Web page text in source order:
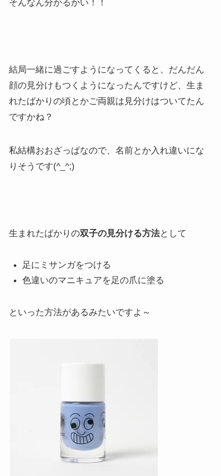
そんなん分かるかい！！
結局一緒に過ごすようになってくると、だんだん
顔の見分けもつくようになったんですけど、生ま
れたばかりの頃とかご両親は見分けはついてたん
ですかね？
私結構おおざっぱなので、名前とか入れ違いにな
りそうです(^_^;)
生まれたばかりの双子の見分ける方法として
足にミサンガをつける
色違いのマニキュアを足の爪に塗る
といった方法があるみたいですよ～